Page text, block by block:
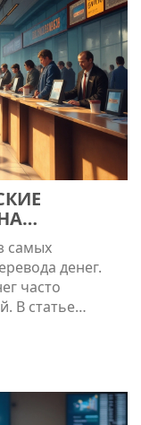
самых
денег.
часто
В статье
на
которые
советы для